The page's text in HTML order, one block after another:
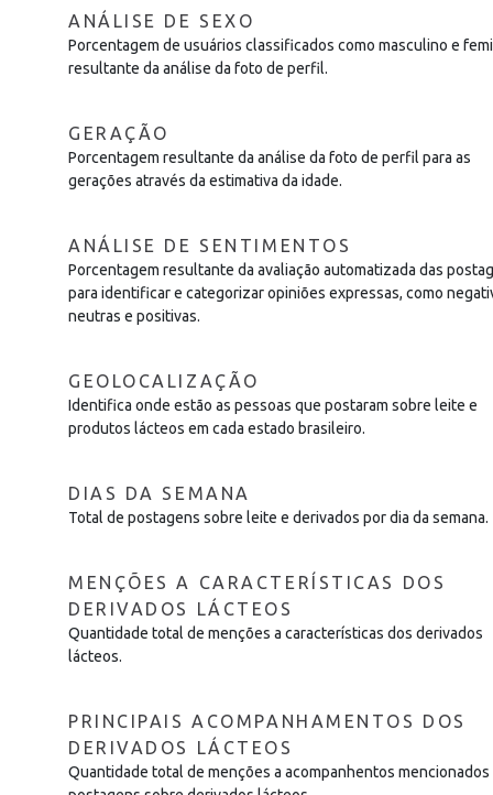
ANÁLISE DE SEXO
Porcentagem de usuários classificados como masculino e
resultante da análise da foto de perfil.
GERAÇÃO
Porcentagem resultante da análise da foto de perfil para as
gerações através da estimativa da idade.
ANÁLISE DE SENTIMENTOS
Porcentagem resultante da avaliação automatizada das
para identificar e categorizar opiniões expressas, como
neutras e positivas.
GEOLOCALIZAÇÃO
Identifica onde estão as pessoas que postaram sobre leite e
produtos lácteos em cada estado brasileiro.
DIAS DA SEMANA
Total de postagens sobre leite e derivados por dia da semana.
MENÇÕES A CARACTERÍSTICAS DOS
DERIVADOS LÁCTEOS
Quantidade total de menções a características dos derivados
lácteos.
PRINCIPAIS ACOMPANHAMENTOS DOS
DERIVADOS LÁCTEOS
Quantidade total de menções a acompanhentos mencionados